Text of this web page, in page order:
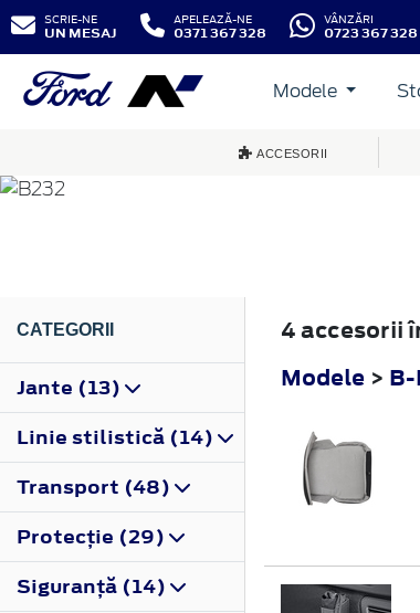
SCRIE-NE
UN MESAJ
APELEAZĂ-NE
0371 367 328
VÂNZĂRI
0723 367 328
Modele
ACCESORII
CATEGORII
Jante (13)
Linie stilistică (14)
Transport (48)
Protecţie (29)
Siguranţă (14)
4 accesorii
Modele >